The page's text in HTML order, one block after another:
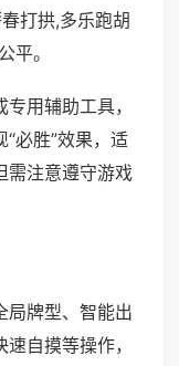
打拱,多乐跑胡
平。
用辅助工具，
必胜”效果，适
需注意遵守游戏
局牌型、智能出
自摸等操作，